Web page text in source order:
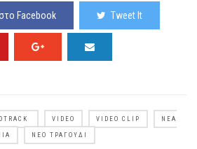
Facebook Tweet It
VIDEO VIDEO CLIP ΝΈΑ
ΝΈΟ ΤΡΑΓΟΎΔΙ